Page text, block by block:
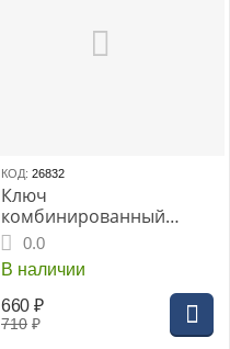
КОД: 26832
Ключ
комбинированный
THORVIK 30мм
CrV(W30030)
0.0
В наличии
710 ₽
660 ₽